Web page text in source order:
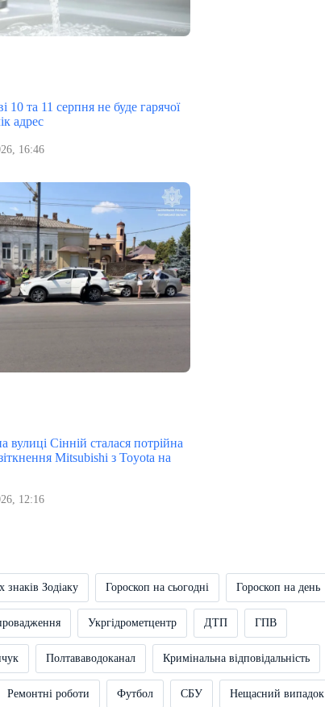
10 та 11 серпня не буде гарячої
адрес
16:46
вулиці Сінній сталася потрійна
Mitsubishi з Toyota на
12:16
знаків Зодіаку Гороскоп на сьогодні Гороскоп на день
Укргідрометцентр ДТП ГПВ
Полтававодоканал Кримінальна відповідальність
Ремонтні роботи Футбол СБУ Нещасний випадок